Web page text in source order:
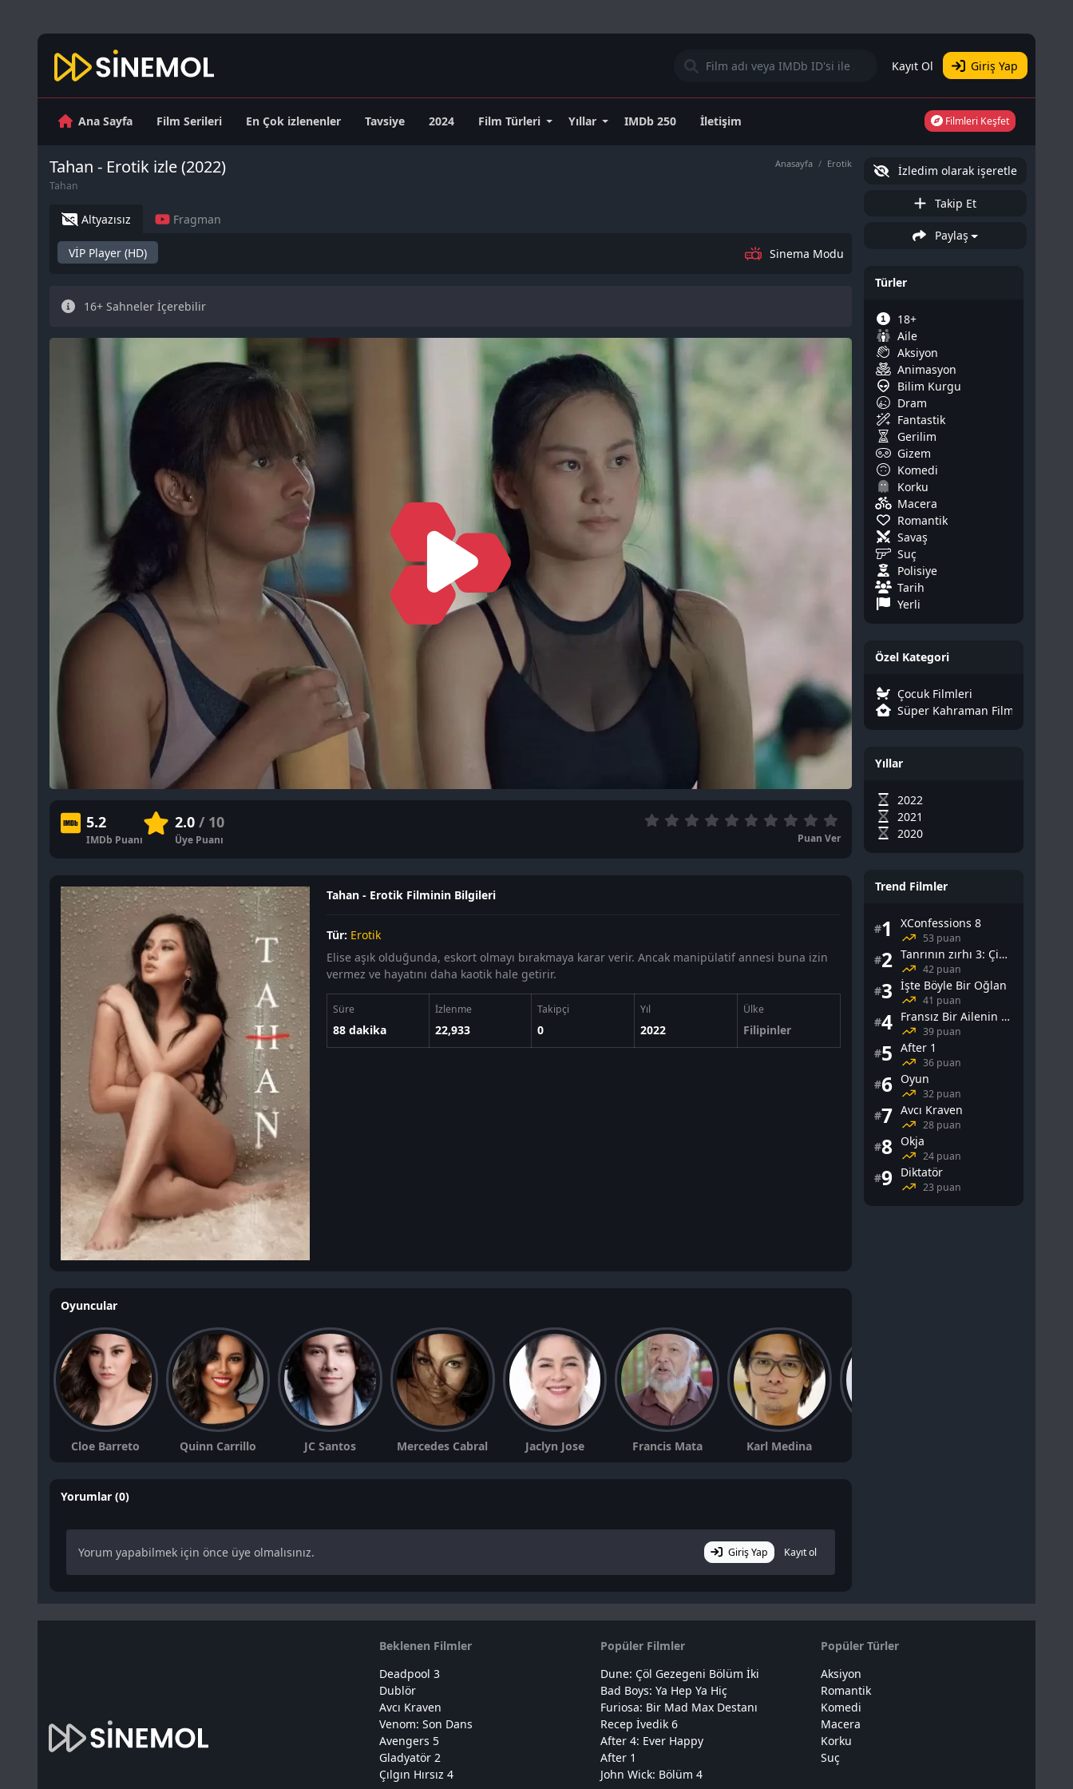
Kayıt Ol Giriş Yap
Ana Sayfa Film Serileri En Çok izlenenler Tavsiye 2024 Film Türleri Yıllar IMDb 250 İletişim Filmleri Keşfet
Tahan - Erotik izle (2022)
Tahan
Anasayfa Erotik
Altyazısız Fragman
VİP Player (HD) Sinema Modu
16+ Sahneler İçerebilir
5.2
IMDb Puanı
2.0/ 10
Üye Puanı Puan Ver
Tahan - Erotik Filminin Bilgileri
Tür: Erotik
Elise aşık olduğunda, eskort olmayı bırakmaya karar verir. Ancak manipülatif annesi buna izin
vermez ve hayatını daha kaotik hale getirir.
Süre
88 dakika
İzlenme
22,933
Takipçi
0
Yıl
2022
Ülke
Filipinler
Oyuncular
Cloe Barreto Quinn Carrillo JC Santos Mercedes Cabral Jaclyn Jose Francis Mata Karl Medina
Yorumlar (0)
Yorum yapabilmek için önce üye olmalısınız. Giriş Yap Kayıt ol
İzledim olarak işeretle
Takip Et
Paylaş
Türler
18+
Aile
Aksiyon
Animasyon
Bilim Kurgu
Dram
Fantastik
Gerilim
Gizem
Komedi
Korku
Macera
Romantik
Savaş
Suç
Polisiye
Tarih
Yerli
Özel Kategori
Çocuk Filmleri
Süper Kahraman Filmleri
Yıllar
2022
2021
2020
Trend Filmler
#1 XConfessions 8
53 puan
#2 Tanrının zırhı 3: Çin Falı
42 puan
#3 İşte Böyle Bir Oğlan
41 puan
#4 Fransız Bir Ailenin Cinsel Yaşamı
39 puan
#5 After 1
36 puan
#6 Oyun
32 puan
#7 Avcı Kraven
28 puan
#8 Okja
24 puan
#9 Diktatör
23 puan
Beklenen Filmler
Deadpool 3
Dublör
Avcı Kraven
Venom: Son Dans
Avengers 5
Gladyatör 2
Çılgın Hırsız 4
Popüler Filmler
Dune: Çöl Gezegeni Bölüm İki
Bad Boys: Ya Hep Ya Hiç
Furiosa: Bir Mad Max Destanı
Recep İvedik 6
After 4: Ever Happy
After 1
John Wick: Bölüm 4
Popüler Türler
Aksiyon
Romantik
Komedi
Macera
Korku
Suç